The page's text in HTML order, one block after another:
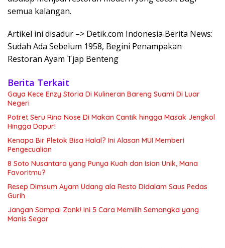
semua kalangan.
Artikel ini disadur –> Detik.com Indonesia Berita News:
Sudah Ada Sebelum 1958, Begini Penampakan
Restoran Ayam Tjap Benteng
Berita Terkait
Gaya Kece Enzy Storia Di Kulineran Bareng Suami Di Luar
Negeri
Potret Seru Rina Nose Di Makan Cantik hingga Masak Jengkol
Hingga Dapur!
Kenapa Bir Pletok Bisa Halal? Ini Alasan MUI Memberi
Pengecualian
8 Soto Nusantara yang Punya Kuah dan Isian Unik, Mana
Favoritmu?
Resep Dimsum Ayam Udang ala Resto Didalam Saus Pedas
Gurih
Jangan Sampai Zonk! Ini 5 Cara Memilih Semangka yang
Manis Segar